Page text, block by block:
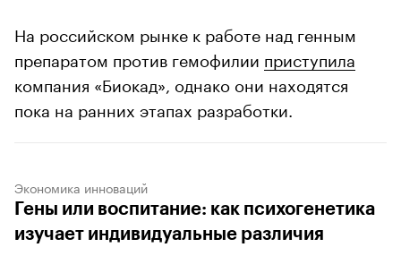
На российском рынке к работе над генным
препаратом против гемофилии приступила
компания «Биокад», однако они находятся
пока на ранних этапах разработки.
Экономика инноваций
Гены или воспитание: как психогенетика
изучает индивидуальные различия